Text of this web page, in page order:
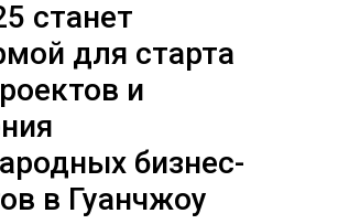
станет
для старта
и
бизнес-
в Гуанчжоу